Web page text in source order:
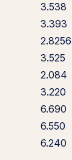
3.538
3.393
2.8256
3.525
2.084
3.220
6.690
6.550
6.240